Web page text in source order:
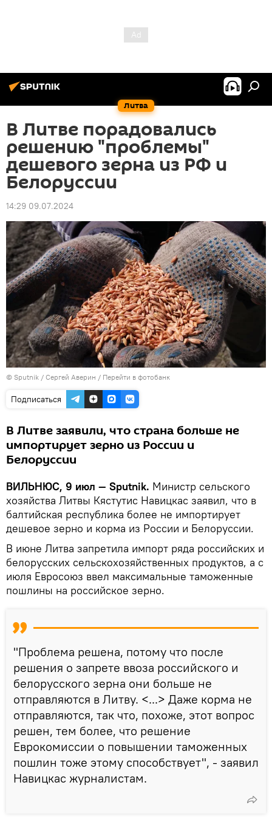
Литва
В Литве порадовались
решению "проблемы"
дешевого зерна из РФ и
Белоруссии
14:29 09.07.2024
© Sputnik / Сергей Аверин / Перейти в фотобанк
Подписаться
В Литве заявили, что страна больше не
импортирует зерно из России и
Белоруссии
ВИЛЬНЮС, 9 июл — Sputnik. Министр сельского
хозяйства Литвы Кястутис Навицкас заявил, что в
балтийская республика более не импортирует
дешевое зерно и корма из России и Белоруссии.
В июне Литва запретила импорт ряда российских и
белорусских сельскохозяйственных продуктов, а с
июля Евросоюз ввел максимальные таможенные
пошлины на российское зерно.
"Проблема решена, потому что после
решения о запрете ввоза российского и
белорусского зерна они больше не
отправляются в Литву. <...> Даже корма не
отправляются, так что, похоже, этот вопрос
решен, тем более, что решение
Еврокомиссии о повышении таможенных
пошлин тоже этому способствует", - заявил
Навицкас журналистам.